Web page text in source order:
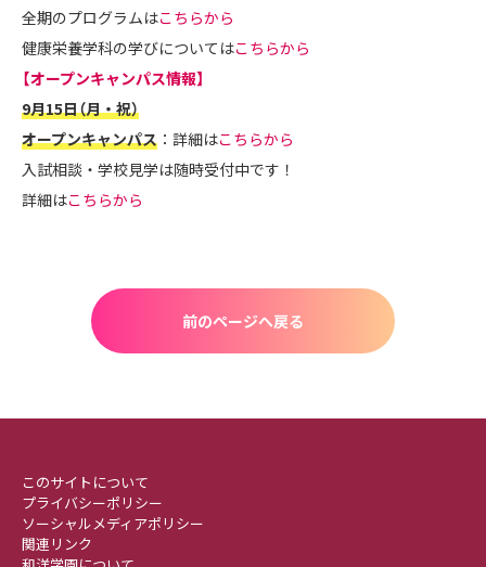
全期のプログラムはこちらから
健康栄養学科の学びについてはこちらから
【オープンキャンパス情報】
9月15日（月・祝）
オープンキャンパス ：詳細はこちらから
入試相談・学校見学は随時受付中です！
詳細はこちらから
前のページへ戻る
このサイトについて
プライバシーポリシー
ソーシャルメディアポリシー
関連リンク